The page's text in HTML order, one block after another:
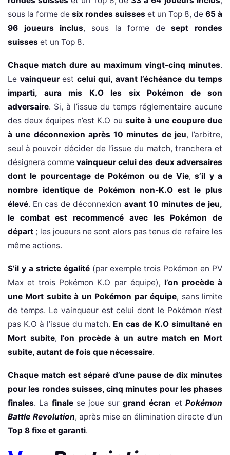
sous la forme de six rondes suisses et un Top 8, de 65 à
96 joueurs inclus, sous la forme desept rondes
suisses et un Top 8.
Chaque match dure au maximum vingt-cinq minutes.
Le vainqueur est celui qui, avant l’échéance du temps
imparti, aura mis K.O les six Pokémon de son
adversaire. Si, à l’issue du temps réglementaire aucune
des deux équipes n’est K.O ou suite à une coupure due
à une déconnexion après 10 minutes de jeu, l’arbitre,
seul à pouvoir décider de l’issue du match, tranchera et
désignera comme vainqueur celui des deux adversaires
dont le pourcentage de Pokémon ou de Vie,s’il y a
nombre identique de Pokémon non-K.O est le plus
élevé. En cas de déconnexion avant 10 minutes de jeu,
le combat est recommencé avec les Pokémon de
départ ; les joueurs ne sont alors pas tenus de refaire les
même actions.
S’il y a stricte égalité(par exemple trois Pokémon en PV
Max et trois Pokémon K.O par équipe), l’on procède à
une Mort subite à un Pokémon par équipe, sans limite
de temps. Le vainqueur est celui dont le Pokémon n’est
pas K.O à l’issue du match. En cas de K.O simultané en
Mort subite, l’on procède à un autre match en Mort
subite, autant de fois que nécessaire.
Chaque match est séparé d’une pause de dix minutes
pour les rondes suisses, cinq minutes pour les phases
finales. La finalese joue surgrand écran etPokémon
Battle Revolution, après mise en élimination directe d’un
Top 8 fixe et garanti.